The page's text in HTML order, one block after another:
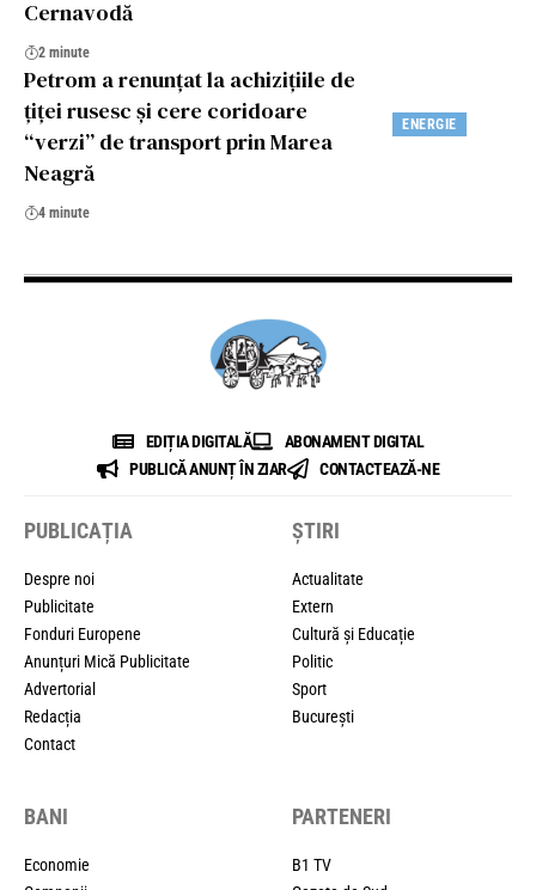
Cernavodă
2 minute
ENERGIE
Petrom a renunțat la achizițiile de
țiței rusesc și cere coridoare
“verzi” de transport prin Marea
Neagră
4 minute
EDIȚIA DIGITALĂ
ABONAMENT DIGITAL
PUBLICĂ ANUNȚ ÎN ZIAR
CONTACTEAZĂ-NE
PUBLICAȚIA
Despre noi
Publicitate
Fonduri Europene
Anunțuri Mică Publicitate
Advertorial
Redacția
Contact
ȘTIRI
Actualitate
Extern
Cultură și Educație
Politic
Sport
București
BANI
Economie
PARTENERI
B1 TV